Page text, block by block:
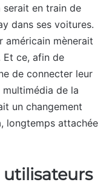
serait en train de
dans ses voitures.
américain mènerait
Et ce, afin de
de connecter leur
de la
un changement
longtemps attachée
utilisateurs